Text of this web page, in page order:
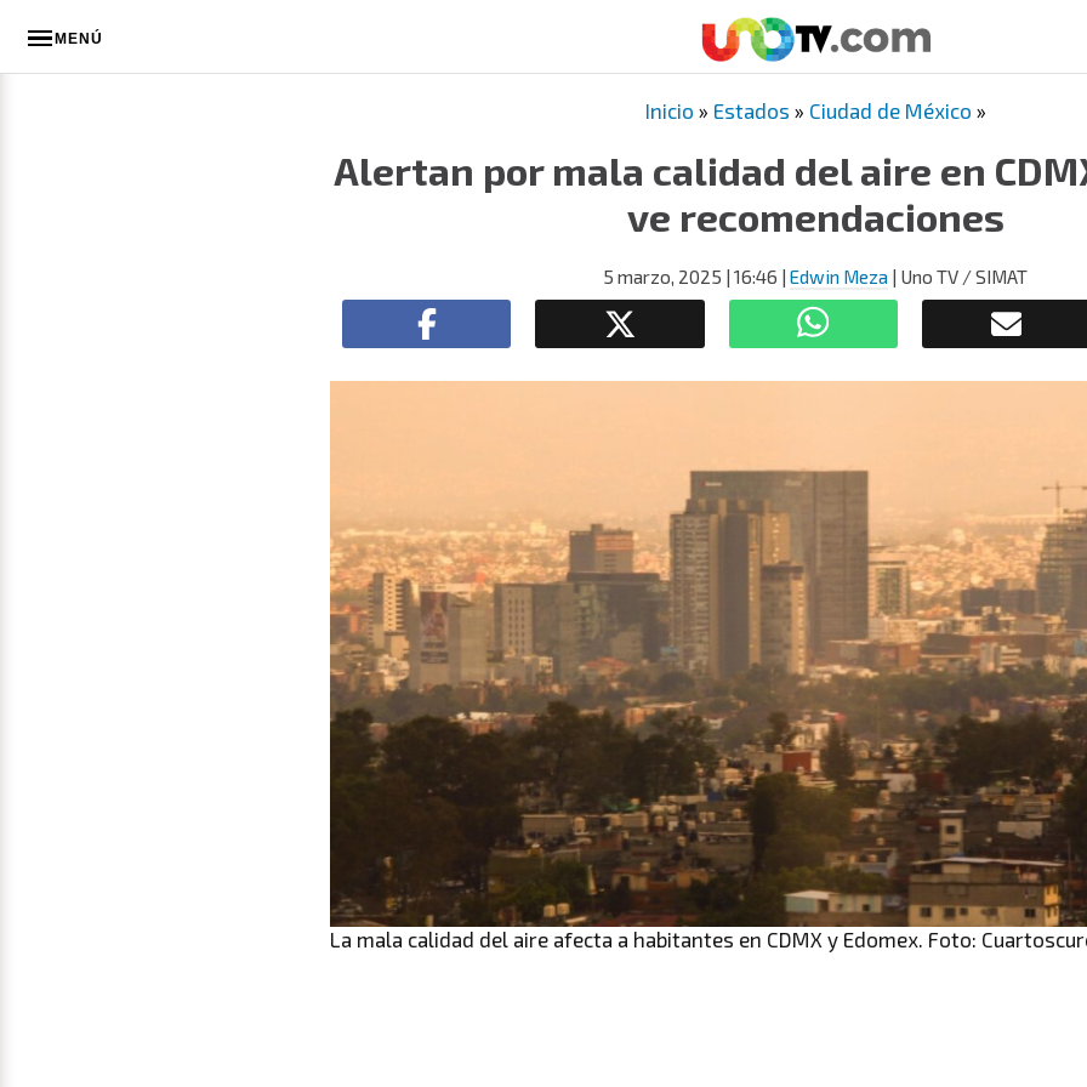
MENÚ
Inicio » Estados » Ciudad de México »
Alertan por mala calidad del aire en
ve recomendaciones
5 marzo, 2025 | 16:46 | Edwin Meza | Uno TV / SIMAT
La mala calidad del aire afecta a habitantes en CDMX y Edomex. Foto: